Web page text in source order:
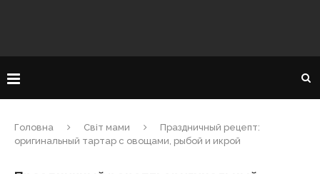
Головна Світ мами
Праздничный рецепт:
оригинальный тартар с овощами, рыбой и икрой